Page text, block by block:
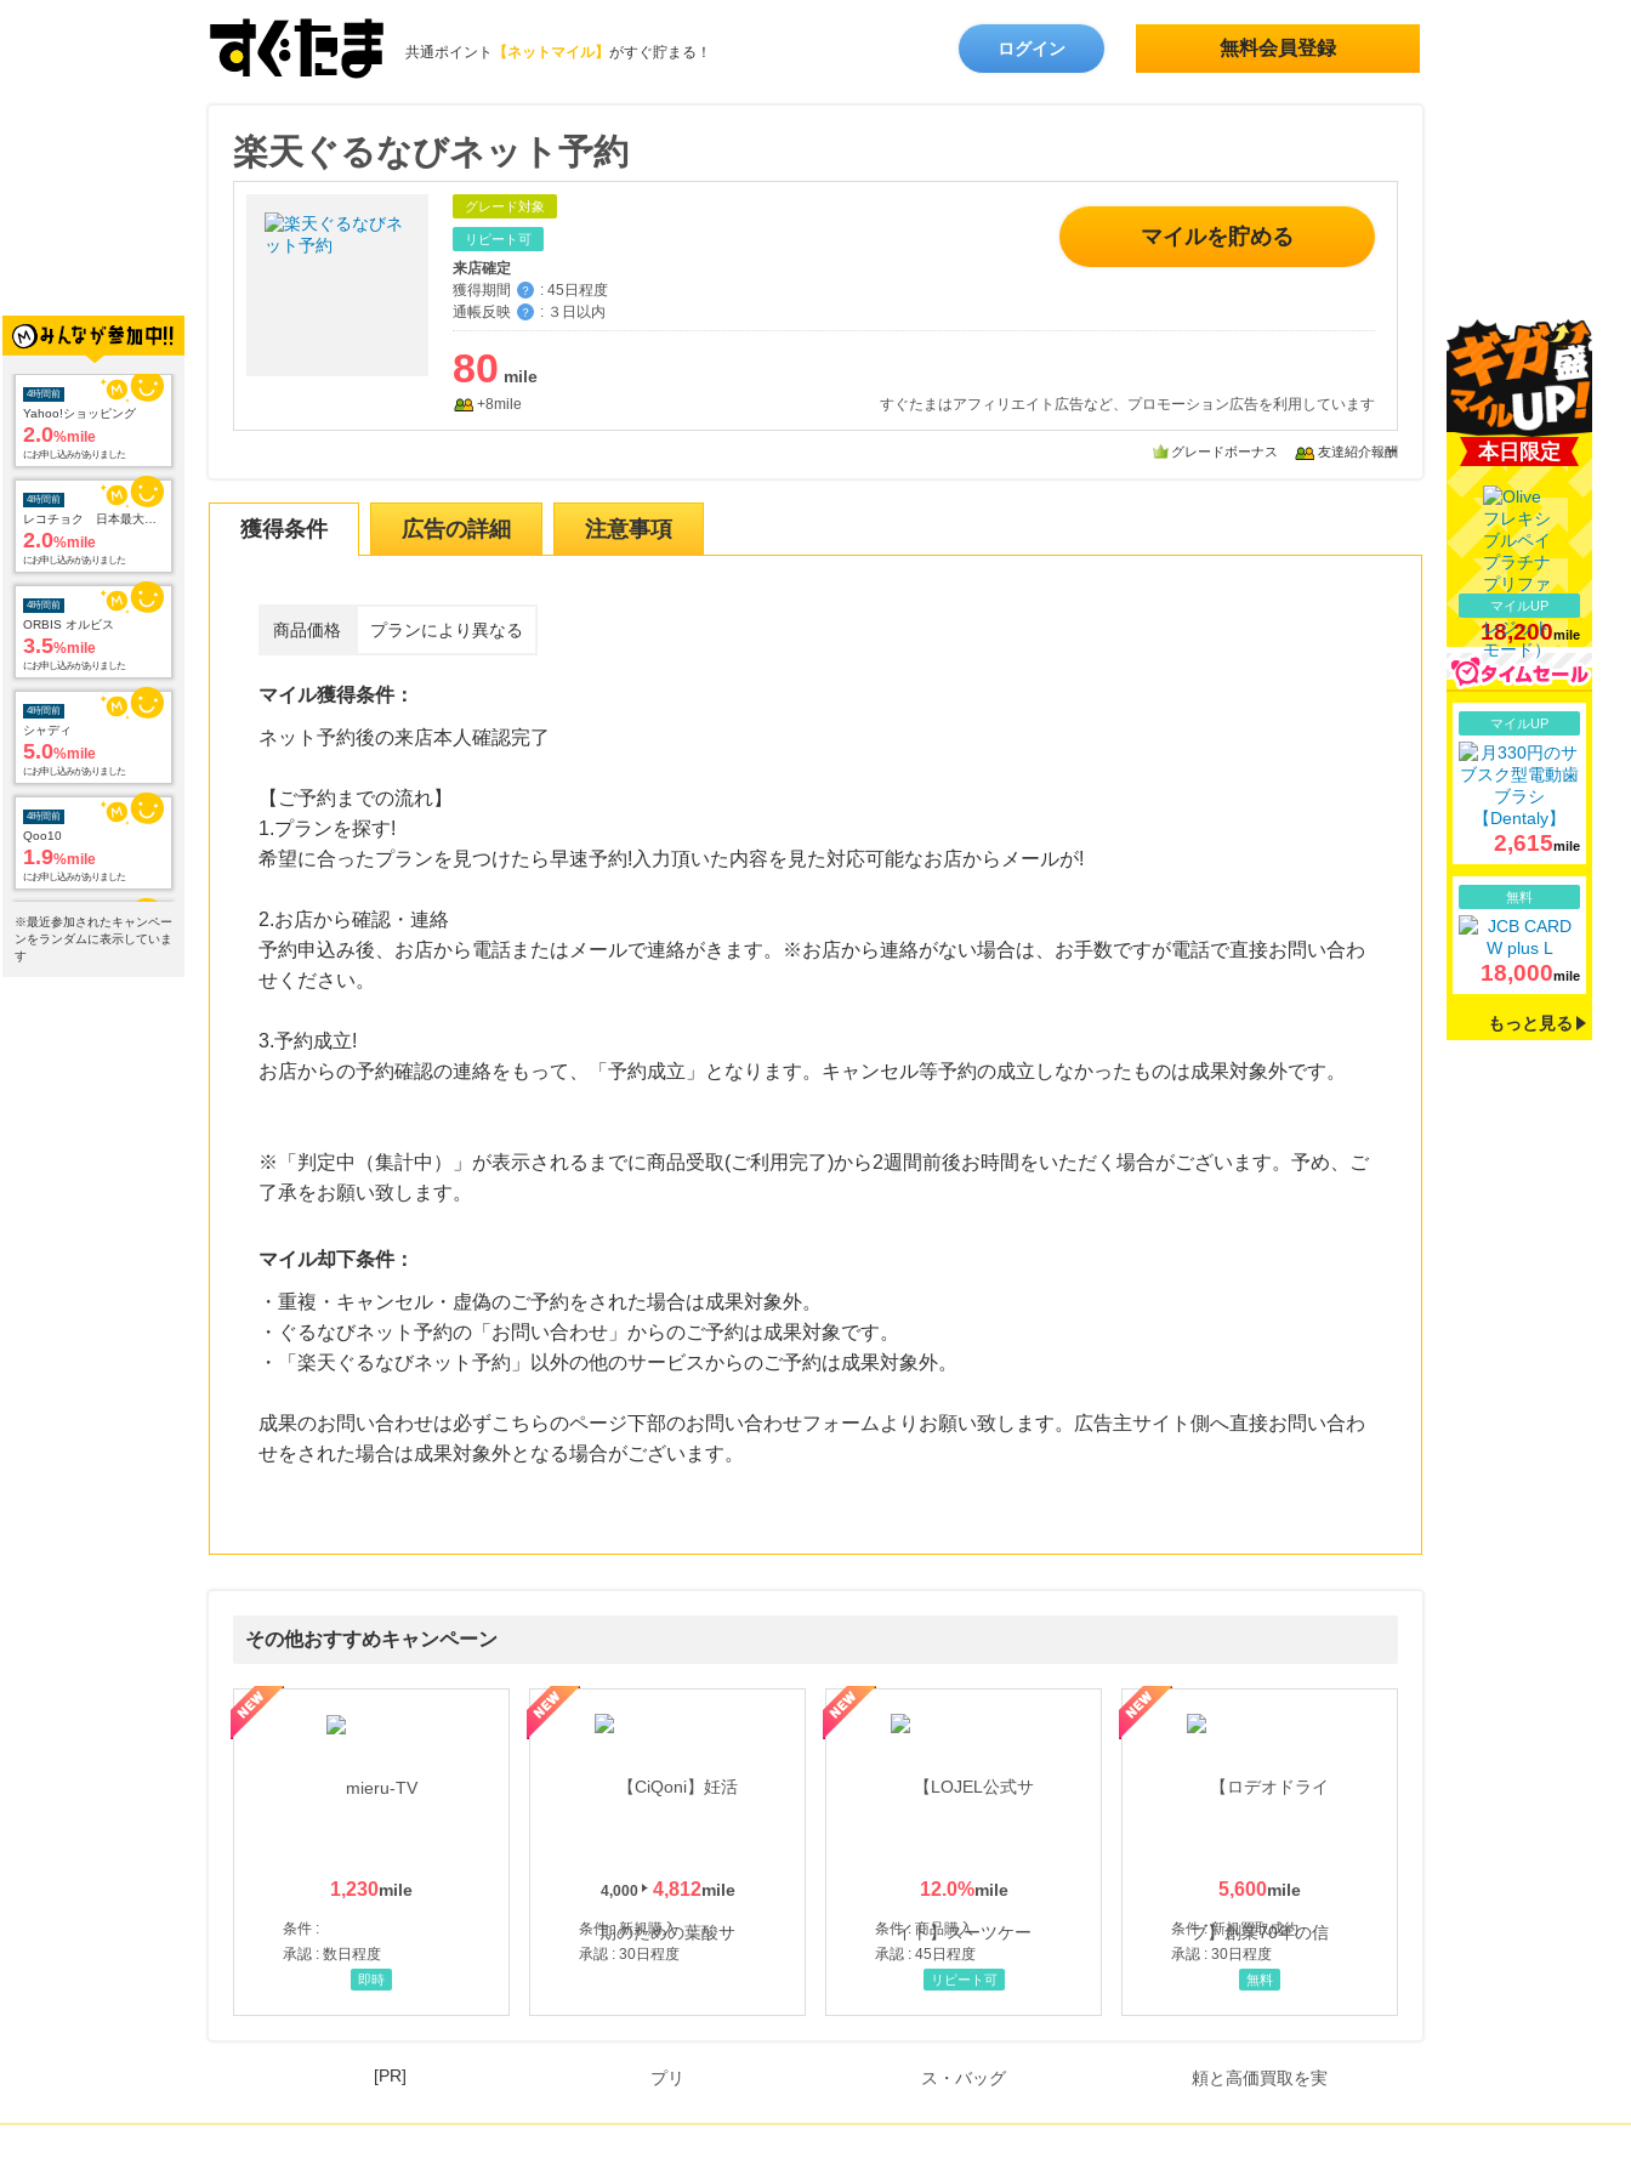
共通ポイント 【ネットマイル】 がすぐ貯まる！ ログイン 無料会員登録
Yahoo!ショッピング
2.0%mile
4時間前
2.0%mile
4時間前
ORBIS オルビス
3.5%mile
4時間前
シャディ
5.0%mile
4時間前
Qoo10
1.9%mile
7時間前
3.0%mile
19時間前
※最近参加されたキャンペー
ンをランダムに表示していま
す
楽天ぐるなびネット予約
グレード対象
リピート可
来店確定
獲得期間
？ : 45日程度
通帳反映
？ : ３日以内
マイルを貯める
80
+8mile すぐたまはアフィリエイト広告など、プロモーション広告を利用しています
グレードボーナス 友達紹介報酬
獲得条件 広告の詳細 注意事項
商品価格 プランにより異なる
マイル獲得条件：
ネット予約後の来店本人確認完了
【ご予約までの流れ】
1.プランを探す!
希望に合ったプランを見つけたら早速予約!入力頂いた内容を見た対応可能なお店からメールが!
2.お店から確認・連絡
予約申込み後、お店から電話またはメールで連絡がきます。※お店から連絡がない場合は、お手数ですが電話で直接お問い合わ
せください。
3.予約成立!
お店からの予約確認の連絡をもって、「予約成立」となります。キャンセル等予約の成立しなかったものは成果対象外です。
※「判定中（集計中）」が表示されるまでに商品受取(ご利用完了)から2週間前後お時間をいただく場合がございます。予め、ご
了承をお願い致します。
マイル却下条件：
・重複・キャンセル・虚偽のご予約をされた場合は成果対象外。
・ぐるなびネット予約の「お問い合わせ」からのご予約は成果対象です。
・「楽天ぐるなびネット予約」以外の他のサービスからのご予約は成果対象外。
成果のお問い合わせは必ずこちらのページ下部のお問い合わせフォームよりお願い致します。広告主サイト側へ直接お問い合わ
せをされた場合は成果対象外となる場合がございます。
その他おすすめキャンペーン
1,230
条件 :
承認 : 数日程度
即時
4,000 4,812
条件 : 新規購入
承認 : 30日程度
12.0%
条件 : 商品購入
承認 : 45日程度
【LOJEL公式サイト】スーツケース・バッグ
リピート可
5,600
条件 : 新規買取成約
承認 : 30日程度
【ロデオドライブ】創業70年の信頼と高価買取を実現！ブランド品・貴金属の無料査定
無料
本日限定
マイルUP
18,200mile
マイルUP
2,615mile
無料
18,000mile
もっと見る
[PR]